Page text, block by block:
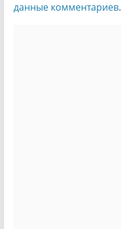
данные комментариев.